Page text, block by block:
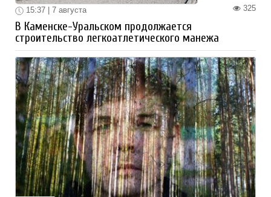
325
15:37 | 7 августа
В Каменске-Уральском продолжается
строительство легкоатлетического манежа